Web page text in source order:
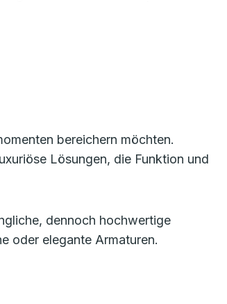
bereichern möchten.
Lösungen, die Funktion und
dennoch hochwertige
oder elegante Armaturen.